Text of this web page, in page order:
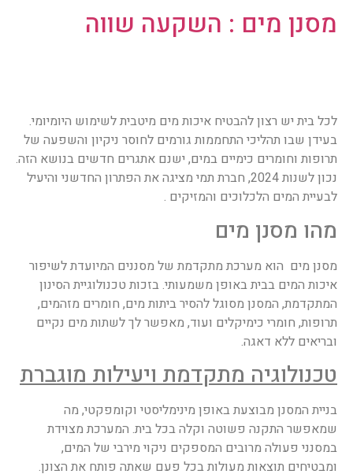
מסנן מים : השקעה שווה
לכל בית יש רצון להבטיח איכות מים מיטבית לשימוש היומיומי.
בעידן שבו תהליכי התחממות גורמים לחוסר ניקיון והשפעה של
תרופות וחומרים כימיים במים, ישנם אתגרים חדשים בנושא הזה.
נכון לשנות 2024, חברת תמי מציגה את הפתרון החדשני והיעיל
לבעיית המים הלכלוכים והמזיקים .
מהו מסנן מים
מסנן מים הוא מערכת מתקדמת של מסננים המיועדת לשיפור
איכות המים בבית באופן משמעותי. בזכות טכנולוגיית הסינון
המתקדמת, המסנן מסוגל להסיר ביתות מים, חומרים מזהמים,
תרופות, חומרי כימיקלים ועוד, מאפשר לך לשתות מים נקיים
ובריאים ללא דאגה.
טכנולוגיה מתקדמת ויעילות מוגברת
בניית המסנן מבוצעת באופן מינימליסטי וקומפקטי, מה
שמאפשר התקנה פשוטה וקלה בכל בית. המערכת מצוידת
במסנני פעולה מרובים המספקים ניקוי מירבי של המים,
ומבטיחים תוצאות מעולות בכל פעם שאתה פותח את הצונן.